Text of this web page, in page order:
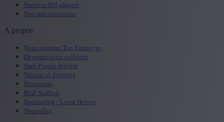
Services RH adaptés
Nos spécialisations
A propos
Nous sommes Top Employer
Devenez notre collègue
Start People Intérim
Valeurs et diversité
Historique
RGF Staffing
Sponsoring - Local Heroes
Nouvelles